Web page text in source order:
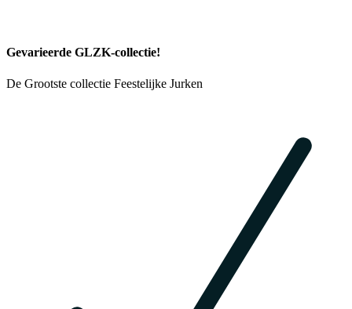
Gevarieerde GLZK-collectie!
De Grootste collectie Feestelijke Jurken